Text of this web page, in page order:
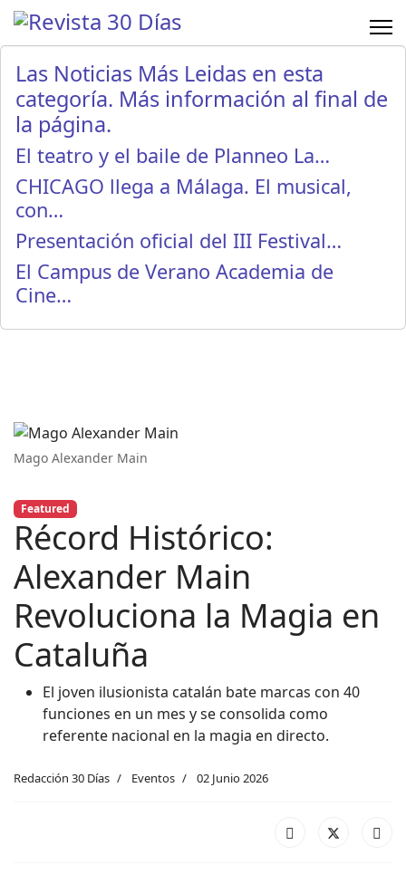
Las Noticias Más Leidas en esta
categoría. Más información al final de
la página.
El teatro y el baile de Planneo La…
CHICAGO llega a Málaga. El musical,
con…
Presentación oficial del III Festival…
El Campus de Verano Academia de
Cine…
Mago Alexander Main
Featured
Récord Histórico:
Alexander Main
Revoluciona la Magia en
Cataluña
El joven ilusionista catalán bate marcas con 40
funciones en un mes y se consolida como
referente nacional en la magia en directo.
Redacción 30 Días Eventos 02 Junio 2026